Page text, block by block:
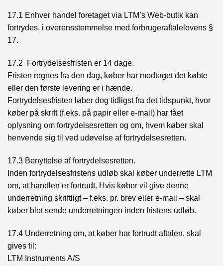
17.1 Enhver handel foretaget via LTM’s Web-butik kan
fortrydes, i overensstemmelse med forbrugeraftalelovens §
17.
17.2 Fortrydelsesfristen er 14 dage.
Fristen regnes fra den dag, køber har modtaget det købte
eller den første levering er i hænde.
Fortrydelsesfristen løber dog tidligst fra det tidspunkt, hvor
køber på skrift (f.eks. på papir eller e-mail) har fået
oplysning om fortrydelsesretten og om, hvem køber skal
henvende sig til ved udøvelse af fortrydelsesretten.
17.3 Benyttelse af fortrydelsesretten.
Inden fortrydelsesfristens udløb skal køber underrette LTM
om, at handlen er fortrudt. Hvis køber vil give denne
underretning skriftligt – f.eks. pr. brev eller e-mail – skal
køber blot sende underretningen inden fristens udløb.
17.4 Underretning om, at køber har fortrudt aftalen, skal
gives til:
LTM Instruments A/S